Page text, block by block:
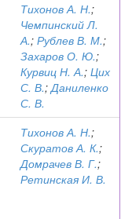
Тихонов А. Н.;
Чемпинский Л.
А.; Рублев В. М.;
Захаров О. Ю.;
Курвиц Н. А.; Цих
С. В.;Даниленко
С. В.
Тихонов А. Н.;
Скуратов А. К.;
Домрачев В. Г.;
Ретинская И. В.